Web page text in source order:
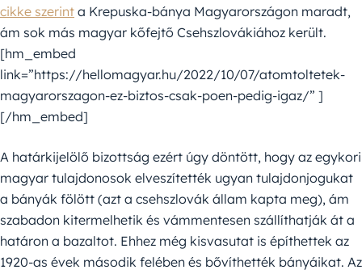
cikke szerint a Krepuska-bánya Magyarországon maradt,
ám sok más magyar kőfejtő Csehszlovákiához került.
[hm_embed
link=”https://hellomagyar.hu/2022/10/07/atomtoltetek-
magyarorszagon-ez-biztos-csak-poen-pedig-igaz/” ]
[/hm_embed]
A határkijelölő bizottság ezért úgy döntött, hogy az egykori
magyar tulajdonosok elveszítették ugyan tulajdonjogukat
a bányák fölött (azt a csehszlovák állam kapta meg), ám
szabadon kitermelhetik és vámmentesen szállíthatják át a
határon a bazaltot. Ehhez még kisvasutat is építhettek az
1920-as évek második felében és bővíthették bányáikat. Az